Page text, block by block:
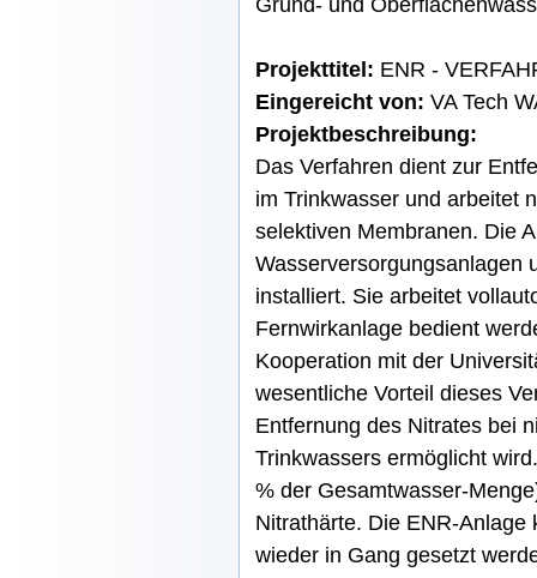
Projekttitel: ENR -
Eingereicht von: VA Tech
Projektbeschreibung:
Das Verfahren dient zur
im Trinkwasser und arbeitet
selektiven Membranen. Die
Wasserversorgungsanlagen
installiert. Sie arbeitet
Fernwirkanlage bedient
Kooperation mit der
wesentliche Vorteil dieses
Entfernung des Nitrates bei
Trinkwassers ermöglicht
% der Gesamtwasser-
Nitrathärte. Die ENR-
wieder in Gang gesetzt